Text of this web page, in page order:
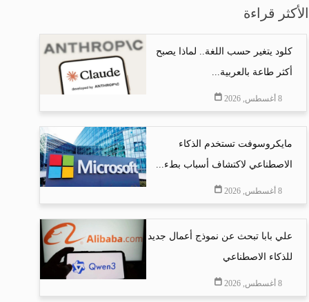
الأكثر قراءة
كلود يتغير حسب اللغة.. لماذا يصبح
أكثر طاعة بالعربية...
8 أغسطس, 2026
مايكروسوفت تستخدم الذكاء
الاصطناعي لاكتشاف أسباب بطء...
8 أغسطس, 2026
علي بابا تبحث عن نموذج أعمال جديد
للذكاء الاصطناعي
8 أغسطس, 2026